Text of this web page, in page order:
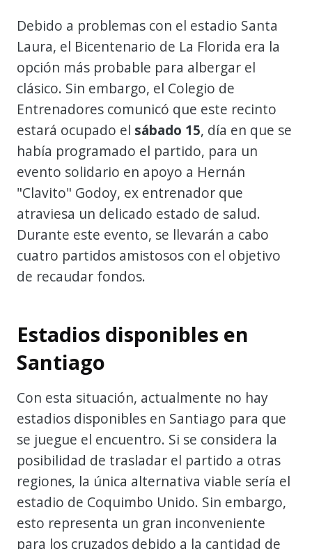
Debido a problemas con el estadio Santa
Laura, el Bicentenario de La Florida era la
opción más probable para albergar el
clásico. Sin embargo, el Colegio de
Entrenadores comunicó que este recinto
estará ocupado el sábado 15, día en que se
había programado el partido, para un
evento solidario en apoyo a Hernán
"Clavito" Godoy, ex entrenador que
atraviesa un delicado estado de salud.
Durante este evento, se llevarán a cabo
cuatro partidos amistosos con el objetivo
de recaudar fondos.
Estadios disponibles en
Santiago
Con esta situación, actualmente no hay
estadios disponibles en Santiago para que
se juegue el encuentro. Si se considera la
posibilidad de trasladar el partido a otras
regiones, la única alternativa viable sería el
estadio de Coquimbo Unido. Sin embargo,
esto representa un gran inconveniente
para los cruzados debido a la cantidad de